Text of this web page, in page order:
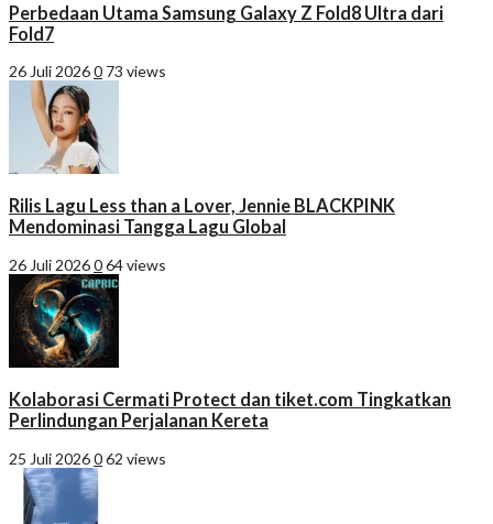
Perbedaan Utama Samsung Galaxy Z Fold8 Ultra dari
Fold7
26 Juli 20260 73 views
Rilis Lagu Less than a Lover, Jennie BLACKPINK
Mendominasi Tangga Lagu Global
26 Juli 2026064 views
Kolaborasi Cermati Protect dan tiket.com Tingkatkan
Perlindungan Perjalanan Kereta
25 Juli 2026062 views